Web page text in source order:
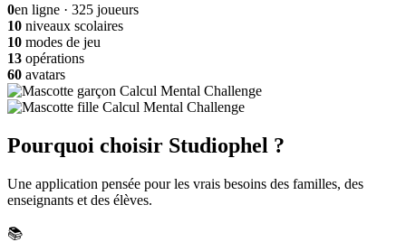
0en ligne · 325 joueurs
10 niveaux scolaires
10 modes de jeu
13 opérations
60 avatars
Pourquoi choisir Studiophel ?
Une application pensée pour les vrais besoins des familles, des
enseignants et des élèves.
📚